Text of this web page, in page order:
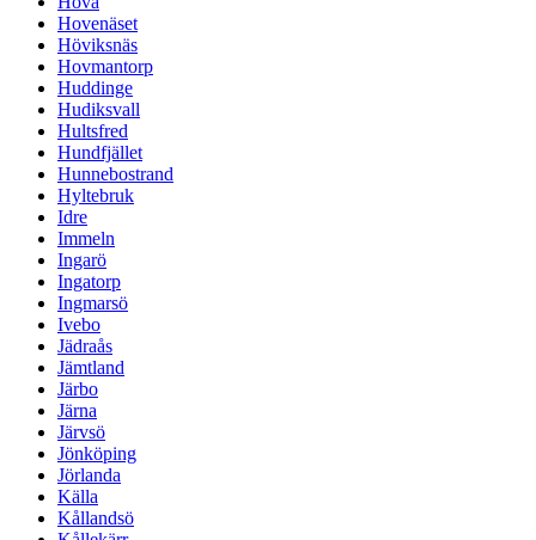
Hovenäset
Höviksnäs
Hovmantorp
Huddinge
Hudiksvall
Hultsfred
Hundfjället
Hunnebostrand
Hyltebruk
Idre
Immeln
Ingarö
Ingatorp
Ingmarsö
Ivebo
Jädraås
Jämtland
Järbo
Järna
Järvsö
Jönköping
Jörlanda
Källa
Kållandsö